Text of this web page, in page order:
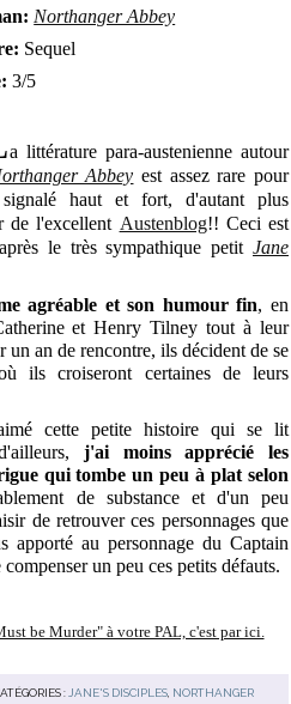
Northanger Abbey
Sequel
3/5
a littérature para-austenienne autour
Abbey est assez rare pour
haut et fort, d'autant plus
de l'excellent Austenblog!! Ceci est
le très sympathique petit Jane
agréable et son humour fin, en
et Henry Tilney tout à leur
an de rencontre, ils décident de se
ils croiseront certaines de leurs
cette petite histoire qui se lit
j'ai moins apprécié les
qui tombe un peu à plat selon
de substance et d'un peu
de retrouver ces personnages que
au personnage du Captain
un peu ces petits défauts.
be Murder" à votre PAL, c'est par ici.
:JANE'S DISCIPLES, NORTHANGER